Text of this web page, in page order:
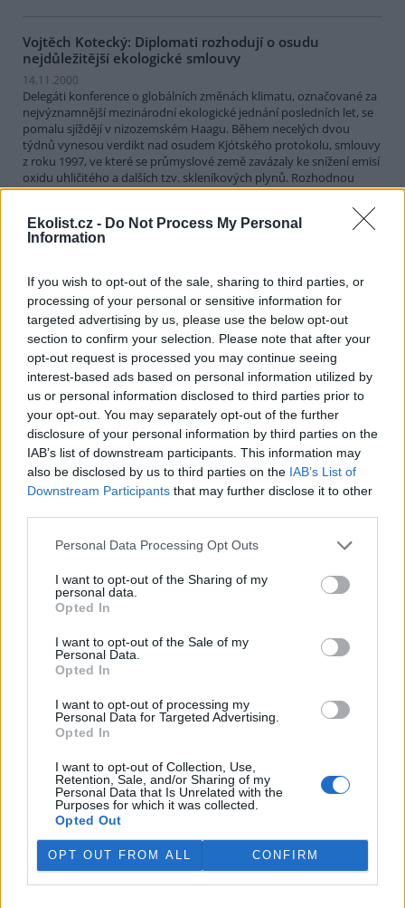
Ekolist.cz - Do Not Process My Personal
Information
If you wish to opt-out of the sale, sharing to third parties, or
processing of your personal or sensitive information for
targeted advertising by us, please use the below opt-out
section to confirm your selection. Please note that after your
opt-out request is processed you may continue seeing
interest-based ads based on personal information utilized by
us or personal information disclosed to third parties prior to
your opt-out. You may separately opt-out of the further
disclosure of your personal information by third parties on the
IAB’s list of downstream participants. This information may
also be disclosed by us to third parties on the IAB’s List of
Downstream Participants that may further disclose it to other
Personal Data Processing Opt Outs
I want to opt-out of the Sharing of my
personal data.
Opted In
I want to opt-out of the Sale of my
Personal Data.
Opted In
I want to opt-out of processing my
Personal Data for Targeted Advertising.
Opted In
I want to opt-out of Collection, Use,
Retention, Sale, and/or Sharing of my
Personal Data that Is Unrelated with the
Purposes for which it was collected.
Opted Out
OPT OUT FROM ALL CONFIRM
Vojtěch Kotecký: Diplomati rozhodují o osudu
nejdůležitější ekologické smlouvy
14.11.2000
Delegáti konference o globálních změnách klimatu, označované za
nejvýznamnější mezinárodní ekologické jednání posledních let, se
pomalu sjíždějí v nizozemském Haagu. Během necelých dvou
týdnů vynesou verdikt nad osudem Kjótského protokolu, smlouvy
z roku 1997, ve které se průmyslové země zavázaly ke snížení emisí
oxidu uhličitého a dalších tzv. skleníkových plynů. Rozhodnou
totiž, zda dohoda skutečně omezí znečištění, nebo zda se promění
v pouhý cár papíru. Hlavním tématem haagské konference budou
konkrétní mechanismy, kterými signatářské státy kjótské závazky
splní.
Jakub Kašpar: Novinářská povinnost, občanský pud
sebezáchovy
12.10.2000
Nebývale silná vlna národní soudržnosti, loajality k establishmentu
a k české policii a zároveň také nebývalá vlna xenofobie a volání po
přísnější vládě pevné (Grossovy?) ruky se zvedla v minulých
týdnech po protiglobalizačních demonstracích v úterý 26. září. Kdo
si dovolil pochybovat o hrdinství a bezchybnosti hochů od policie,
stal se bezmála zrádcem a "přisluhovačem komunistů" (zvlášť
kouzelné a vynalézavé v tomto ohledu byly příspěvky čtenářů
Neviditelného Psači diskusního fóra na stránkáchINPEG). Není
pochyb o tom, že intenzita úterních pouličních demonstrací,
zejména "bitvy pod Vyšehradem", překvapila mnohé, ne-li většinu,
Bylo to něco, co jsme takřka všichni dosud znali jen z televizních
Jana Konopová: Klauniáda v národním parku
Na vrcholu Trojmezné při hranicích s Rakouskem v nadmořské
výšce nad 1300 m.n.m., v jediné dosud relativně zachovalé pralesní
části Šumavy se stromy přes 200 let starými a spoustou
chráněných rostlin a živočichů, nechala Správa
Národního parku
Šumavaběhem letošního léta, k poslednímu srpnovému dnu
prázdnin, pokácet téměř 370 m3 "dřevní hmoty". Tuto informaci
životního prostředí .
Eva Kosková: Antisummit se málo dotýkal české
situace
2.10.2000
Protiglobalizační kampaň v Praze v období zasedáníMMFaSB
neprobíhala pouze v ulicích.Iniciativa proti ekonomické globalizaci